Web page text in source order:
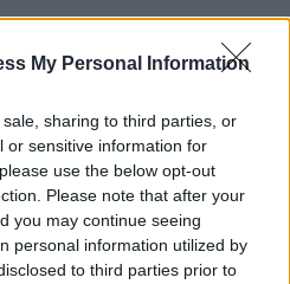
My Personal Information
sharing to third parties, or
or sensitive information for
use the below opt-out
Please note that after your
you may continue seeing
personal information utilized by
to third parties prior to